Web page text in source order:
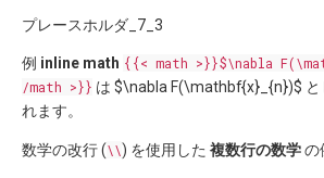
プレースホルダ_7_3
例 inline math {{< math >}}$\nabla
/math >}} は $\nabla F(\mathbf{x}_{n})$ と
れます。
数学の改行 (\\) を使用した 複数行の数学の